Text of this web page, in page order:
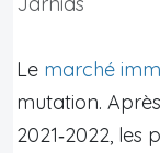
Le marché
mutation.
2021‑2022,